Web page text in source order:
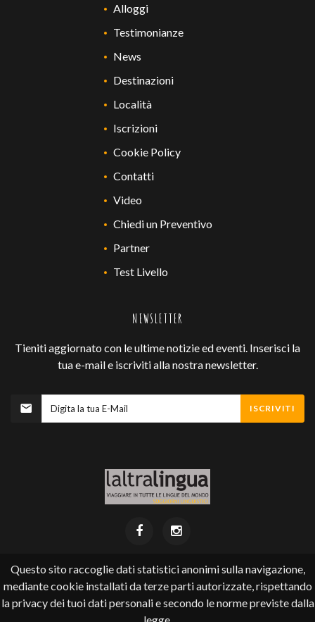
Questo sito raccoglie dati statistici anonimi sulla navigazione,
mediante cookie installati da terze parti autorizzate, rispettando
la privacy dei tuoi dati personali e secondo le norme previste dalla
Alloggi
Testimonianze
News
Destinazioni
Località
Iscrizioni
Cookie Policy
Contatti
Video
Chiedi un Preventivo
Partner
Test Livello
NEWSLETTER
Tieniti aggiornato con le ultime notizie ed eventi. Inserisci la
tua e-mail e iscriviti alla nostra newsletter.
ISCRIVITI
Laltralingua ©2026.
Via Pioda 4 (accanto cinema Corso) - 6900 Lugano
tel +41 (0) 91 924 22 35 - email